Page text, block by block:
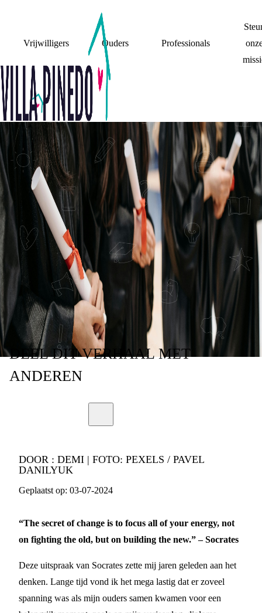
Vrijwilligers Ouders Professionals
MIJN OUDERS
OUDERS ZIJN, NET
ALS IEDER
ANDER, EEN
‘PACKAGE DEAL'
DEELDIT VERHAALMET
ANDEREN
DOOR : DEMI | FOTO: PEXELS / PAVEL
DANILYUK
Geplaatst op: 03-07-2024
“The secret of change is to focus all of your energy, not
on fighting the old, but on building the new.” – Socrates
Deze uitspraak van Socrates zette mij jaren geleden aan het
denken. Lange tijd vond ik het mega lastig dat er zoveel
spanning was als mijn ouders samen kwamen voor een